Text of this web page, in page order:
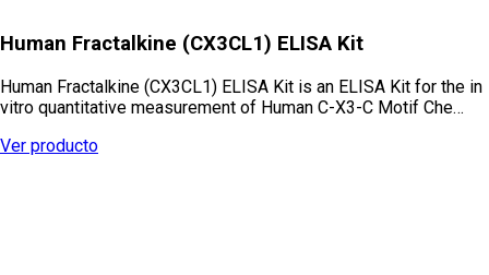
Human Fractalkine (CX3CL1) ELISA Kit
Human Fractalkine (CX3CL1) ELISA Kit is an ELISA Kit for the in
vitro quantitative measurement of Human C-X3-C Motif Che…
Ver producto